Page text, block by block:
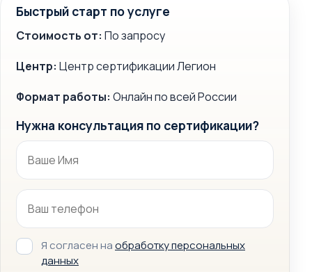
Быстрый старт по услуге
Стоимость от: По запросу
Центр: Центр сертификации Легион
Формат работы: Онлайн по всей России
Нужна консультация по сертификации?
Я согласен наобработку персональных
данных